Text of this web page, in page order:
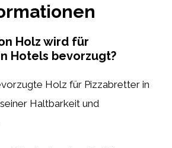
Holz wird für
Hotels bevorzugt?
Holz für Pizzabretter in
Haltbarkeit und